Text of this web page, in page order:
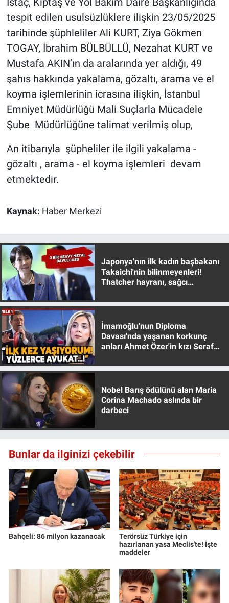
tespit edilen usulsüzlüklere ilişkin 23/05/2025
tarihinde şüphleliler Ali KURT, Ziya Gökmen
TOGAY, İbrahim BÜLBÜLLÜ, Nezahat KURT ve
Mustafa AKIN’ın da aralarında yer aldığı, 49
şahıs hakkında yakalama, gözaltı, arama ve el
koyma işlemlerinin icrasına ilişkin, İstanbul
Emniyet Müdürlüğü Mali Suçlarla Mücadele
Şube Müdürlüğüne talimat verilmiş olup,
An itibarıyla şüpheliler ile ilgili yakalama -
gözaltı , arama - el koyma işlemleri devam
etmektedir.
Kaynak: Haber Merkezi
Japonya'nın ilk kadın başbakanı
Takaichi'nin bilinmeyenleri!
Thatcher hayranı, sağcı
İmamoğlu'nun Diploma
Davası'nda yaşanan korkunç
anları Ahmet Özer'in kızı Seraf
Nobel Barış ödülünü alan Maria
Corina Machado aslında bir
darbeci
Bunlar da ilginizi çekebilir
Bahçeli: 86 milyon kazanacak
Terörsüz Türkiye için
hazırlanan yasa Meclis'te! İşte
maddeler